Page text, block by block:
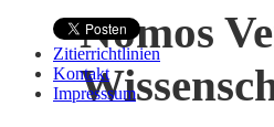
Zitierrichtlinien
Kontakt
Impresssum
Nomos